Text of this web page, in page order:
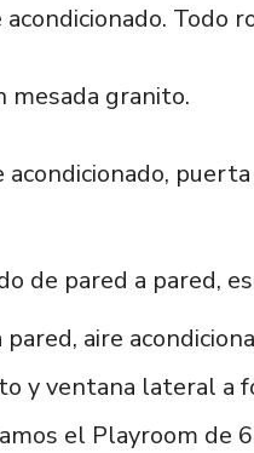
Todo
mesada granito.
de pared a pared,
aire
y ventana lateral a
el Playroom de